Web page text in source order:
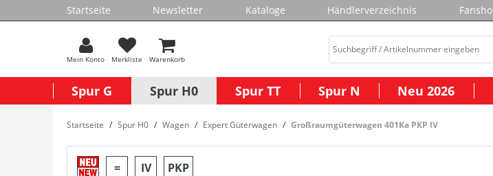
Startseite Newsletter Kataloge Händlerverzeichnis
Mein Konto Merkliste Warenkorb
Spur G Spur H0 Spur TT Spur N Neu 2026
Startseite Spur H0 Wagen Expert Güterwagen Großraumgüterwagen 401Ka PKP IV
= IV PKP